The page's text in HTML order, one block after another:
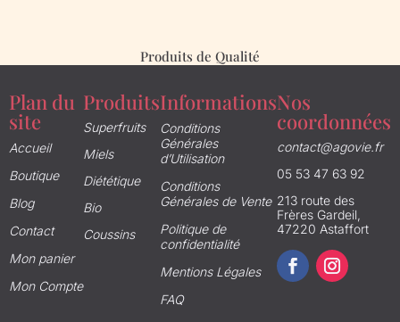
Produits de Qualité
Plan du
site
Accueil
Boutique
Blog
Contact
Mon panier
Mon Compte
Produits
Superfruits
Miels
Diététique
Bio
Coussins
Informations
Conditions
Générales
d’Utilisation
Conditions
Générales de Vente
Politique de
confidentialité
Mentions Légales
FAQ
Nos
coordonnées
contact@agovie.fr
05 53 47 63 92
213 route des
Frères Gardeil,
47220 Astaffort